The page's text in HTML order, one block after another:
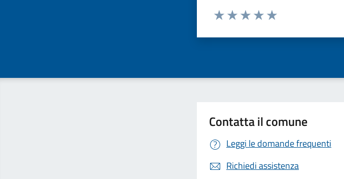
Valuta da 1 a 5 stelle la pagina
Contatta il comune
Leggi le domande frequenti
Richiedi assistenza